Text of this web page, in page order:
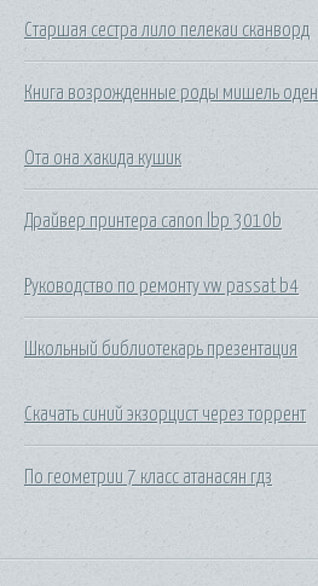
Старшая сестра лило пелекаи сканворд
Книга возрожденные роды мишель оден
Ота она хакида кушик
Драйвер принтера canon lbp 3010b
Руководство по ремонту vw passat b4
Школьный библиотекарь презентация
Скачать синий экзорцист через торрент
По геометрии 7 класс атанасян гдз